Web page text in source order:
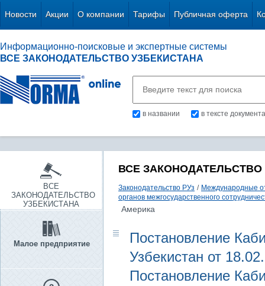
Новости Акции О компании Тарифы Публичная оферта
Информационно-поисковые и экспертные системы
ВСЕ ЗАКОНОДАТЕЛЬСТВО УЗБЕКИСТАНА
в названии в тексте документа
ВСЕ
ЗАКОНОДАТЕЛЬСТВО
УЗБЕКИСТАНА
Малое предприятие
ВСЕ ЗАКОНОДАТЕЛЬСТВО
Законодательство РУз / Международные
органов межгосударственного
Америка
Постановление
Узбекистан от
Постановление